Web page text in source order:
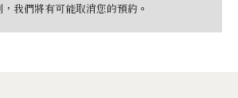
，我們將有可能取消您的預約。